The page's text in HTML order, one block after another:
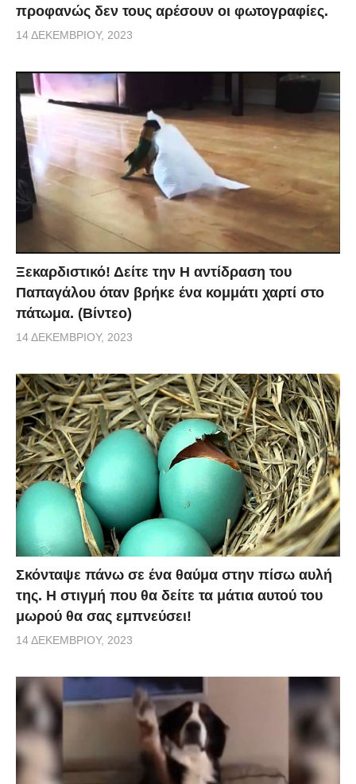
προφανώς δεν τους αρέσουν οι φωτογραφίες.
14 ΔΕΚΕΜΒΡΊΟΥ, 2023
Ξεκαρδιστικό! Δείτε την Η αντίδραση του
Παπαγάλου όταν βρήκε ένα κομμάτι χαρτί στο
πάτωμα. (Βίντεο)
14 ΔΕΚΕΜΒΡΊΟΥ, 2023
Σκόνταψε πάνω σε ένα θαύμα στην πίσω αυλή
της. Η στιγμή που θα δείτε τα μάτια αυτού του
μωρού θα σας εμπνεύσει!
14 ΔΕΚΕΜΒΡΊΟΥ, 2023